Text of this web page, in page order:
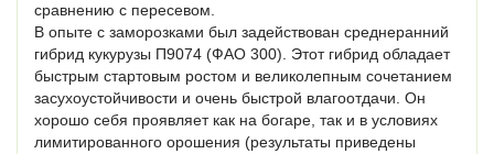
сравнению с пересевом.
В опыте с заморозками был задействован среднеранний
гибрид кукурузы П9074 (ФАО 300). Этот гибрид обладает
быстрым стартовым ростом и великолепным сочетанием
засухоустойчивости и очень быстрой влагоотдачи. Он
хорошо себя проявляет как на богаре, так и в условиях
лимитированного орошения (результаты приведены